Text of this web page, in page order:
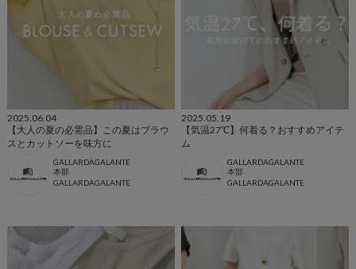
2025.06.04
【大人の夏の必需品】この夏はブラウ
スとカットソーを味方に
GALLARDAGALANTE
本部
GALLARDAGALANTE
2025.05.19
【気温27℃】何着る？おすすめアイテ
ム
GALLARDAGALANTE
本部
GALLARDAGALANTE